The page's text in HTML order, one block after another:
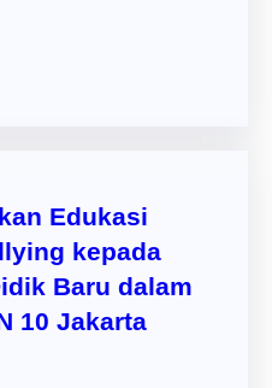
Edukasi
kepada
Baru dalam
10 Jakarta